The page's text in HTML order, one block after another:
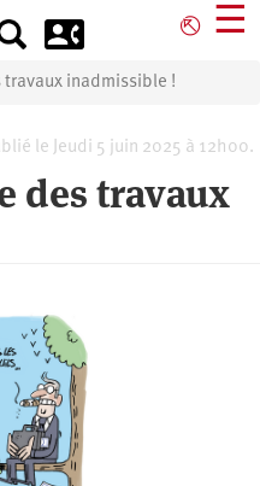
⎋ ☰
inadmissible !
le Jeudi 5 juin 2025 à 12h00.
des travaux